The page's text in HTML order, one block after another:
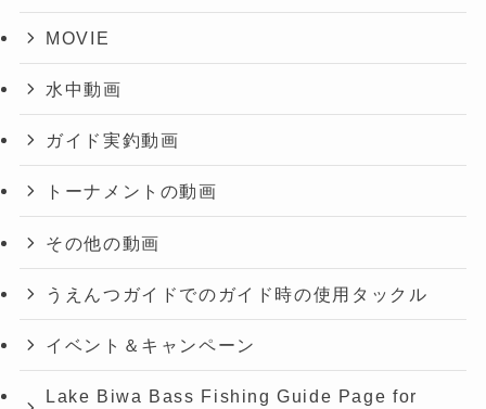
MOVIE
水中動画
ガイド実釣動画
トーナメントの動画
その他の動画
うえんつガイドでのガイド時の使用タックル
イベント＆キャンペーン
Lake Biwa Bass Fishing Guide Page for